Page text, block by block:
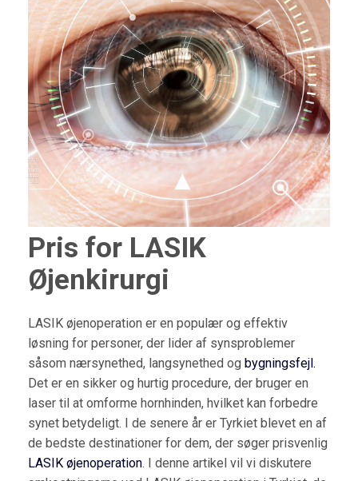
Pris for LASIK
Øjenkirurgi
LASIK øjenoperation er en populær og effektiv
løsning for personer, der lider af synsproblemer
såsom nærsynethed, langsynethed og bygningsfejl.
Det er en sikker og hurtig procedure, der bruger en
laser til at omforme hornhinden, hvilket kan forbedre
synet betydeligt. I de senere år er Tyrkiet blevet en af
de bedste destinationer for dem, der søger prisvenlig
LASIK øjenoperation. I denne artikel vil vi diskutere